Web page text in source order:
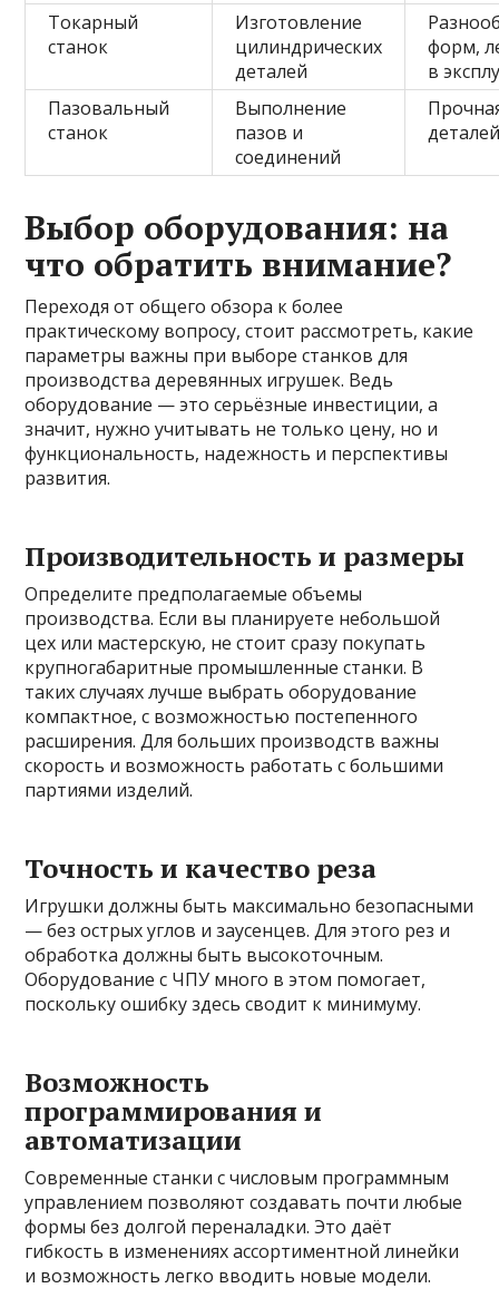
Токарный
станок
Изготовление
цилиндрических
деталей
форм,
в
Пазовальный
станок
Выполнение
пазов и
соединений
Выбор оборудования: на
что обратить внимание?
Переходя от общего обзора к более
практическому вопросу, стоит рассмотреть, какие
параметры важны при выборе станков для
производства деревянных игрушек. Ведь
оборудование — это серьёзные инвестиции, а
значит, нужно учитывать не только цену, но и
функциональность, надежность и перспективы
развития.
Производительность и размеры
Определите предполагаемые объемы
производства. Если вы планируете небольшой
цех или мастерскую, не стоит сразу покупать
крупногабаритные промышленные станки. В
таких случаях лучше выбрать оборудование
компактное, с возможностью постепенного
расширения. Для больших производств важны
скорость и возможность работать с большими
партиями изделий.
Точность и качество реза
Игрушки должны быть максимально безопасными
— без острых углов и заусенцев. Для этого рез и
обработка должны быть высокоточным.
Оборудование с ЧПУ много в этом помогает,
поскольку ошибку здесь сводит к минимуму.
Возможность
программирования и
автоматизации
Современные станки с числовым программным
управлением позволяют создавать почти любые
формы без долгой переналадки. Это даёт
гибкость в изменениях ассортиментной линейки
и возможность легко вводить новые модели.